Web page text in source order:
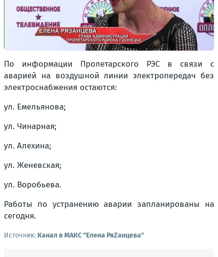
По информации Пролетарского РЭС в связи с
аварией на воздушной линии электропередач без
электроснабжения остаются:
ул. Емельянова;
ул. Чинарная;
ул. Алехина;
ул. Женевская;
ул. Воробьева.
Работы по устранению аварии запланированы на
сегодня.
Источник: Канал в МАКС "Елена РяZанцева"